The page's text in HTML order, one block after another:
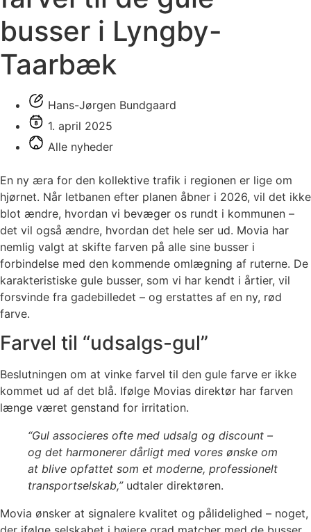
busser i Lyngby-
Taarbæk
Hans-Jørgen Bundgaard
1. april 2025
Alle nyheder
En ny æra for den kollektive trafik i regionen er lige om
hjørnet. Når letbanen efter planen åbner i 2026, vil det ikke
blot ændre, hvordan vi bevæger os rundt i kommunen –
det vil også ændre, hvordan det hele ser ud. Movia har
nemlig valgt at skifte farven på alle sine busser i
forbindelse med den kommende omlægning af ruterne. De
karakteristiske gule busser, som vi har kendt i årtier, vil
forsvinde fra gadebilledet – og erstattes af en ny, rød
farve.
Farvel til “udsalgs-gul”
Beslutningen om at vinke farvel til den gule farve er ikke
kommet ud af det blå. Ifølge Movias direktør har farven
længe været genstand for irritation.
“Gul associeres ofte med udsalg og discount –
og det harmonerer dårligt med vores ønske om
at blive opfattet som et moderne, professionelt
transportselskab,”udtaler direktøren.
Movia ønsker at signalere kvalitet og pålidelighed – noget,